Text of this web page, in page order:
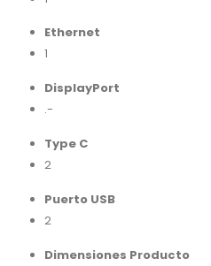
Ethernet
1
DisplayPort
.-
Type C
2
Puerto USB
2
Dimensiones Producto